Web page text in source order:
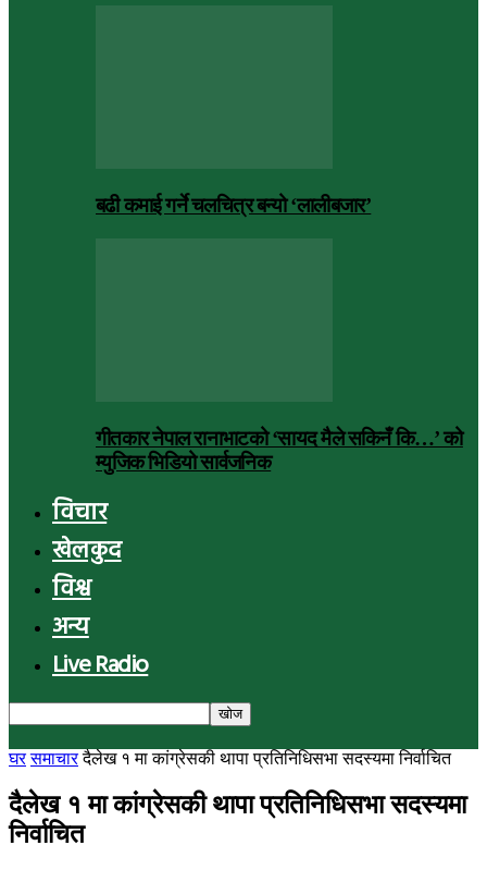
बढी कमाई गर्ने चलचित्र बन्यो ‘लालीबजार’
गीतकार नेपाल रानाभाटको ‘सायद मैले सकिनँ कि…’ को
म्युजिक भिडियो सार्वजनिक
विचार
खेलकुद
विश्व
अन्य
Live Radio
घर समाचार दैलेख १ मा कांग्रेसकी थापा प्रतिनिधिसभा सदस्यमा निर्वाचित
दैलेख १ मा कांग्रेसकी थापा प्रतिनिधिसभा सदस्यमा
निर्वाचित